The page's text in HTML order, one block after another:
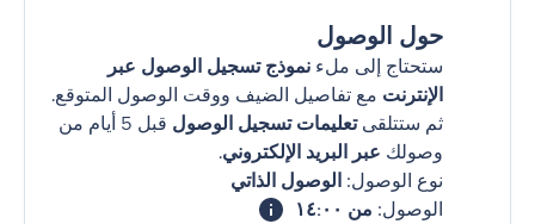
حول الوصول
ستحتاج إلى ملء نموذج تسجيل الوصول عبر
الإنترنت مع تفاصيل الضيف ووقت الوصول المتوقع.
ثم ستتلقىتعليمات تسجيل الوصول
قبل 5 أيام من
وصولك عبر البريد الإلكتروني.
نوع الوصول: الوصول الذاتي
الوصول: من ١٤:٠٠